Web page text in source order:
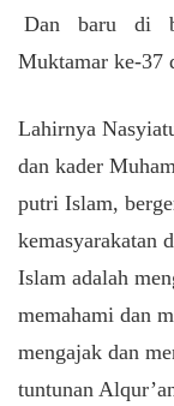
Dan baru di
Muktamar ke-37
Lahirnya
dan kader
putri Islam,
kemasyarakatan
Islam adalah
memahami dan
mengajak dan
tuntunan